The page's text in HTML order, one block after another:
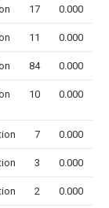
17 0.000
11 0.000
84 0.000
10 0.000
7 0.000
3 0.000
2 0.000